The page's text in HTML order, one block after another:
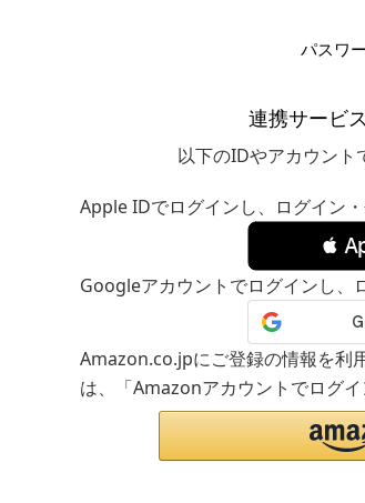
パスワ
連携サービ
以下のIDやアカウント
Apple IDでログインし、ログイン

Googleアカウントでログインし、
Amazon.co.jpにご登録の情報を利
は、「Amazonアカウントでログイ